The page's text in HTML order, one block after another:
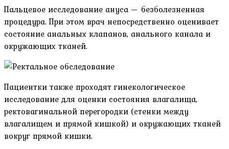
Пальцевое исследование ануса — безболезненная
процедура. При этом врач непосредственно оценивает
состояние анальных клапанов, анального канала и
окружающих тканей.
Пациентки также проходят гинекологическое
исследование для оценки состояния влагалища,
ректовагинальной перегородки (стенки между
влагалищем и прямой кишкой) и окружающих тканей
вокруг прямой кишки.